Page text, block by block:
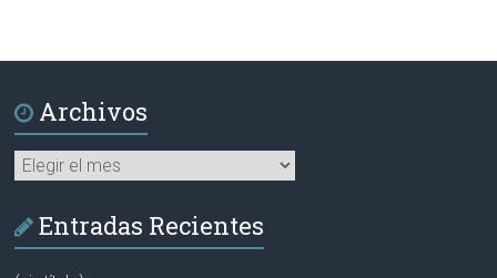
Archivos
Archivos
Entradas Recientes